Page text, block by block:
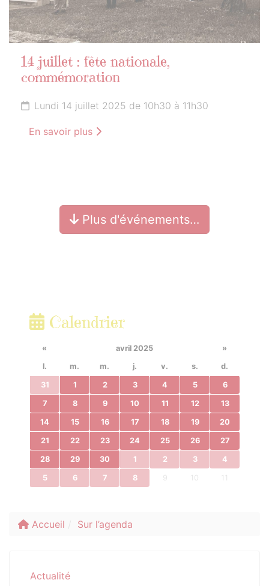
14 juillet : fête nationale,
commémoration
Lundi 14 juillet 2025 de 10h30 à 11h30
En savoir plus
Plus d'événements…
Calendrier
« avril 2025
»
l.
m. m. j. v. s. d.
31 1 2 3 4 5 6
7 8 9 10 11 12 13
14 15 16 17 18 19 20
21 22 23 24 25 26 27
28 29 30 1 2 3 4
5 6 7 8 9 10
Accueil Sur l’agenda
Actualité